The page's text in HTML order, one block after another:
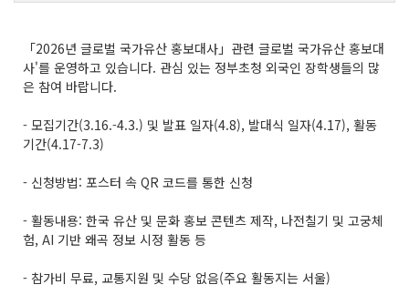
「2026년 글로벌 국가유산 홍보대사」관련 글로벌 국가유산 홍보대
사'를 운영하고 있습니다. 관심 있는 정부초청 외국인 장학생들의 많
은 참여 바랍니다.
- 모집기간(3.16.-4.3.) 및 발표 일자(4.8), 발대식 일자(4.17), 활동
기간(4.17-7.3)
- 신청방법: 포스터 속 QR 코드를 통한 신청
- 활동내용: 한국 유산 및 문화 홍보 콘텐츠 제작, 나전칠기 및 고궁체
험, AI 기반 왜곡 정보 시정 활동 등
- 참가비 무료, 교통지원 및 수당 없음(주요 활동지는 서울)